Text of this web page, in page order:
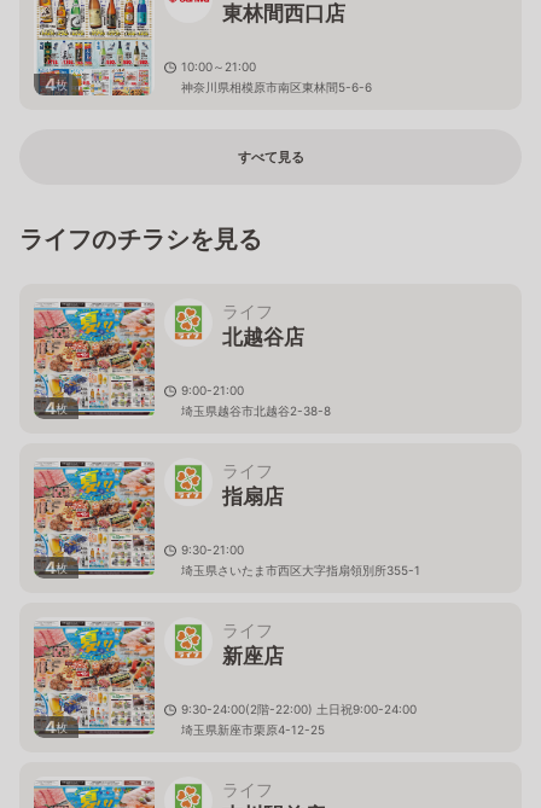
4枚
東林間西口店
10:00～21:00
神奈川県相模原市南区東林間5-6-6
すべて見る
ライフのチラシを見る
4枚
ライフ
北越谷店
9:00-21:00
埼玉県越谷市北越谷2-38-8
4枚
ライフ
指扇店
9:30-21:00
埼玉県さいたま市西区大字指扇領別所355-1
4枚
ライフ
新座店
9:30-24:00(2階-22:00) 土日祝9:00-24:00
埼玉県新座市栗原4-12-25
ライフ